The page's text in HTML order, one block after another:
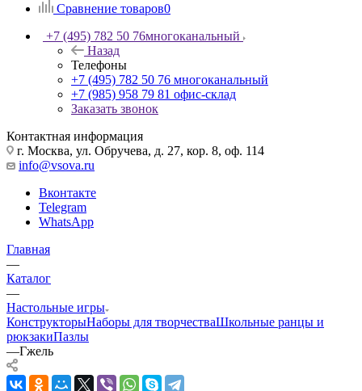
Сравнение товаров0
+7 (495) 782 50 76многоканальный
Назад
Телефоны
+7 (495) 782 50 76 многоканальный
+7 (985) 958 79 81 офис-склад
Заказать звонок
Контактная информация
г. Москва, ул. Обручева, д. 27, кор. 8, оф. 114
info@vsova.ru
Вконтакте
Telegram
WhatsApp
Главная
—
Каталог
—
Настольные игры
КонструкторыНаборы для творчестваШкольные ранцы и
рюкзакиПазлы
—Гжель